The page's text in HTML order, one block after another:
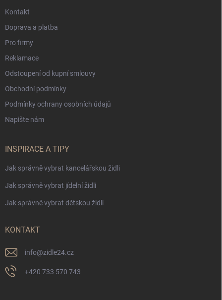
Kontakt
Doprava a platba
Pro firmy
Reklamace
Odstoupení od kupní smlouvy
Obchodní podmínky
Podmínky ochrany osobních údajů
Napište nám
INSPIRACE A TIPY
Jak správně vybrat kancelářskou židli
Jak správně vybrat jídelní židli
Jak správně vybrat dětskou židli
KONTAKT
info@zidle24.cz
+420 733 570 743